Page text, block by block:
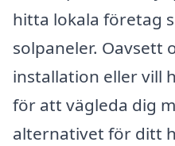
hitta lokala företag
solpaneler. Oavsett
installation eller vill
för att vägleda dig
alternativet för ditt